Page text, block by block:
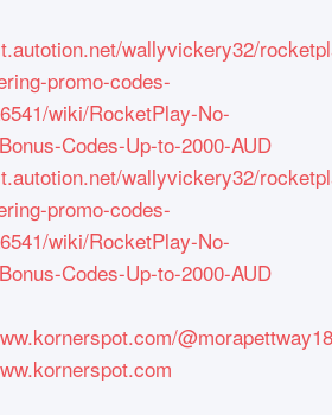
wallyvickery32/
promo-codes-
wiki/RocketPlay-No-
Codes-Up-to-2000-AUD
wallyvickery32/
promo-codes-
wiki/RocketPlay-No-
Codes-Up-to-2000-AUD